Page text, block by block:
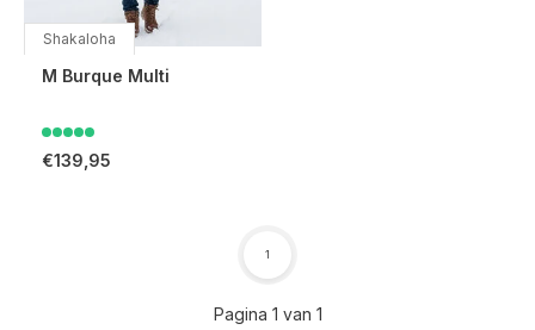
Shakaloha
M Burque Multi
€139,95
Pagina 1 van 1
1